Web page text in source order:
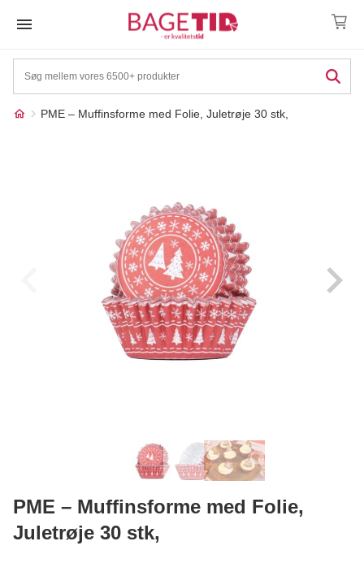
PME – Muffinsforme med Folie, Juletrøje 30 stk,
Læg i kurv
PME – Muffinsforme med Folie,
Juletrøje 30 stk,